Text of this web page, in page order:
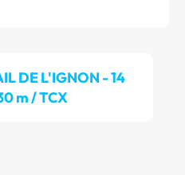
DE L'IGNON - 14
m / TCX